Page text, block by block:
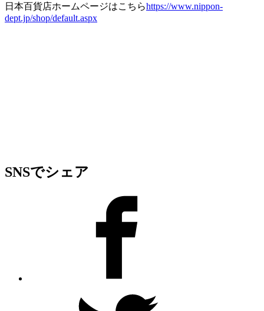
日本百貨店ホームページはこちらhttps://www.nippon-
dept.jp/shop/default.aspx
SNSでシェア